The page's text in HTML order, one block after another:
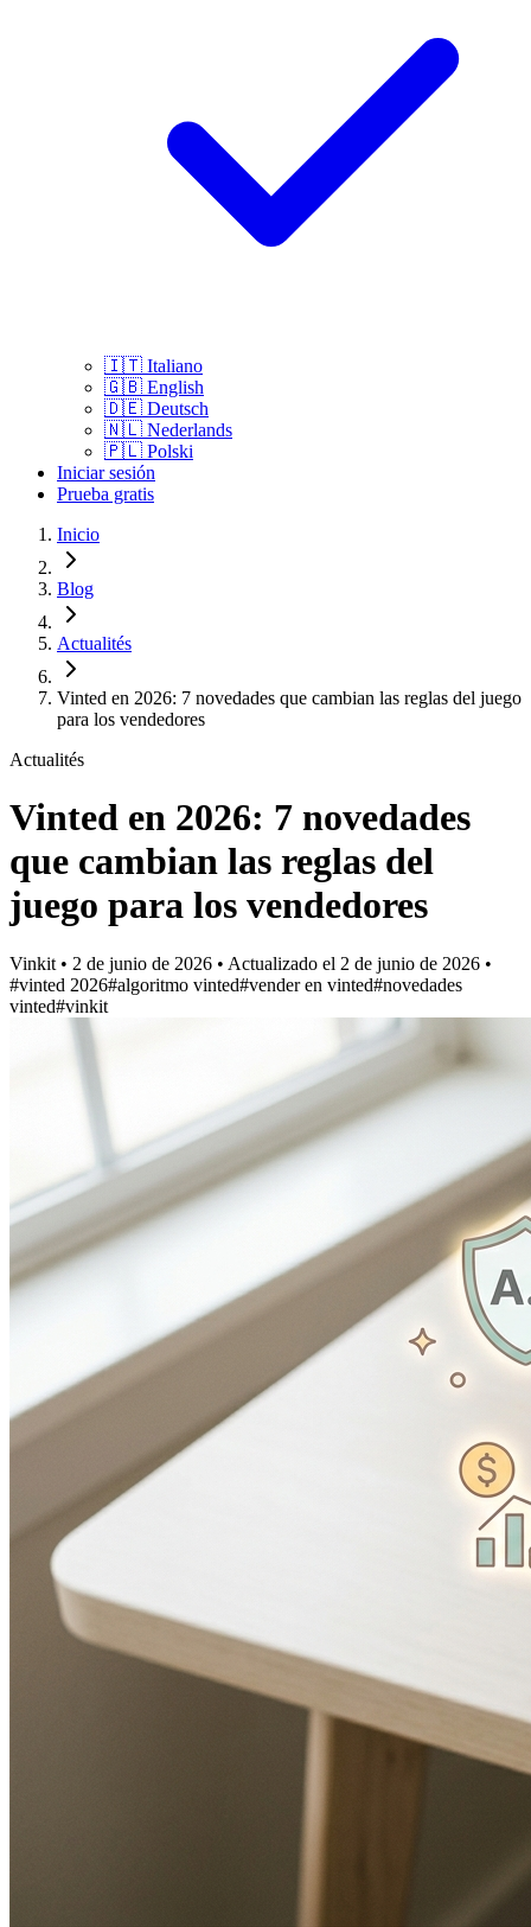
🇮🇹 Italiano
🇬🇧 English
🇩🇪 Deutsch
🇳🇱 Nederlands
🇵🇱 Polski
Iniciar sesión
Prueba gratis
Inicio
Blog
Actualités
Vinted en 2026: 7 novedades que cambian las reglas del juego
para los vendedores
Actualités
Vinted en 2026: 7 novedades
que cambian las reglas del
juego para los vendedores
Vinkit • 2 de junio de 2026 • Actualizado el 2 de junio de 2026 •
#vinted 2026#algoritmo vinted#vender en vinted#novedades
vinted#vinkit